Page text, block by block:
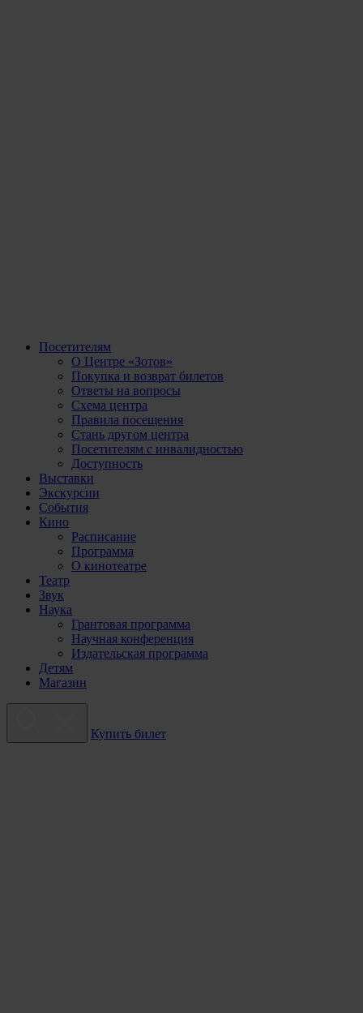
Посетителям
О Центре «Зотов»
Покупка и возврат билетов
Ответы на вопросы
Схема центра
Правила посещения
Стань другом центра
Посетителям с инвалидностью
Доступность
Выставки
Экскурсии
События
Кино
Расписание
Программа
О кинотеатре
Театр
Звук
Наука
Грантовая программа
Научная конференция
Издательская программа
Детям
Магазин
Купить билет